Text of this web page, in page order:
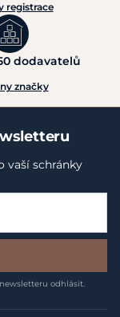
registrace
dodavatelů
značky
vaší schránky
odhlásit.